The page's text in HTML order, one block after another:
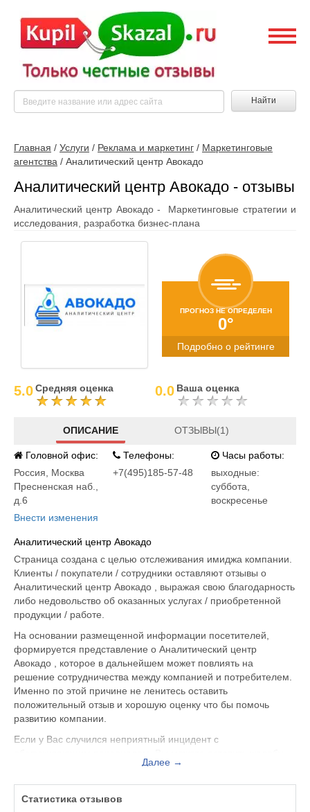
Найти
Главная / Услуги / Реклама и маркетинг / Маркетинговые
агентства / Аналитический центр Авокадо
Аналитический центр Авокадо - отзывы
Аналитический центр Авокадо - Маркетинговые стратегии и
исследования, разработка бизнес-плана
ПРОГНОЗ НЕ ОПРЕДЕЛЕН
0°
Подробно о рейтинге
5.0Средняя оценка 0.0 Ваша оценка
ОПИСАНИЕ ОТЗЫВЫ(1)
Головной офис:
Россия
Москва
Пресненская наб.,
д.6
Внести изменения
Телефоны:
+7(495)185-57-48
Часы работы:
выходные:
суббота,
воскресенье
Аналитический центр Авокадо
Страница создана с целью отслеживания имиджа компании.
Клиенты / покупатели / сотрудники оставляют отзывы о
Аналитический центр Авокадо , выражая свою благодарность
либо недовольство об оказанных услугах / приобретенной
продукции / работе.
На основании размещенной информации посетителей,
формируется представление о Аналитический центр
Авокадо , которое в дальнейшем может повлиять на
решение сотрудничества между компанией и потребителем.
Именно по этой причине не ленитесь оставить
положительный отзыв и хорошую оценку что бы помочь
развитию компании.
Если у Вас случился неприятный инцидент с
не только на официальном сайте avocado-analytics.ru, но и
примет меры по улучшению качества предоставляемых
Далее →
Статистика отзывов